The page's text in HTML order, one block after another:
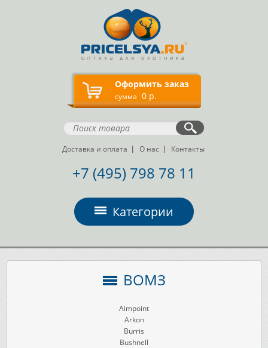
Оформить заказ
сумма 0 р.
Доставка и оплата О нас Контакты
+7 (495) 798 78 11
Категории
ВОМЗ
Aimpoint
Arkon
Burris
Bushnell